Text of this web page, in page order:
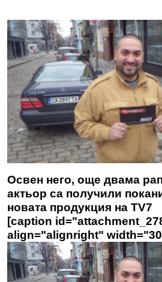
Освен него, още двама
актьор са получили
новата продукция на TV7
[caption
align="alignright"